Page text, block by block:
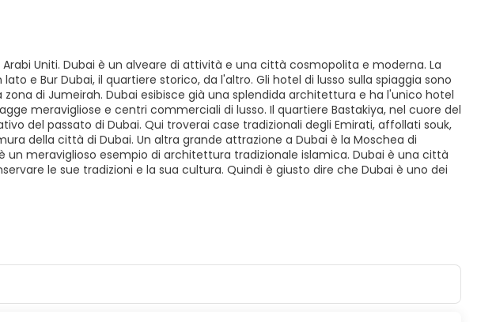
Uniti. Dubai è un alveare di attività e una città cosmopolita e moderna. La
e Bur Dubai, il quartiere storico, da l'altro. Gli hotel di lusso sulla spiaggia sono
di Jumeirah. Dubai esibisce già una splendida architettura e ha l'unico hotel
meravigliose e centri commerciali di lusso. Il quartiere Bastakiya, nel cuore del
del passato di Dubai. Qui troverai case tradizionali degli Emirati, affollati souk,
della città di Dubai. Un altra grande attrazione a Dubai è la Moschea di
un meraviglioso esempio di architettura tradizionale islamica. Dubai è una città
le sue tradizioni e la sua cultura. Quindi è giusto dire che Dubai è uno dei